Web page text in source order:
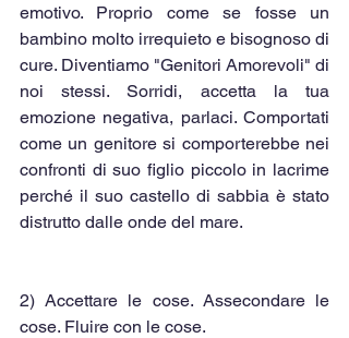
emotivo. Proprio come se fosse un
bambino molto irrequieto e bisognoso di
cure. Diventiamo "Genitori Amorevoli" di
noi stessi. Sorridi, accetta la tua
emozione negativa, parlaci. Comportati
come un genitore si comporterebbe nei
confronti di suo figlio piccolo in lacrime
perché il suo castello di sabbia è stato
distrutto dalle onde del mare.
2) Accettare le cose. Assecondare le
cose. Fluire con le cose.